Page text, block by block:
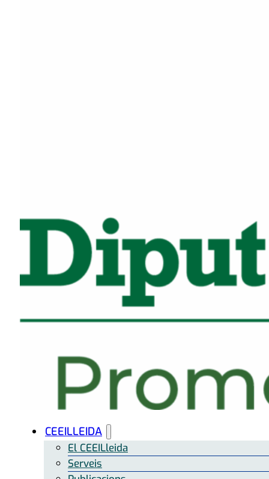
CEEILLEIDA
El CEEILleida
Serveis